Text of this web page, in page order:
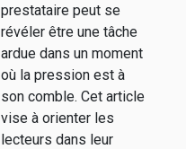
prestataire peut se
révéler être une tâche
ardue dans un moment
où la pression est à
son comble. Cet article
vise à orienter les
lecteurs dans leur